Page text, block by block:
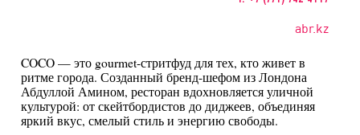
abr.kz
COCO — это gourmet-стритфуд для тех, кто живет в
ритме города. Созданный бренд-шефом из Лондона
Абдуллой Амином, ресторан вдохновляется уличной
культурой: от скейтбордистов до диджеев, объединяя
яркий вкус, смелый стиль и энергию свободы.